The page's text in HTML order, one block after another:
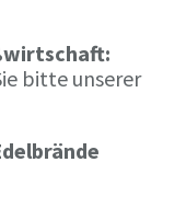
bitte unserer